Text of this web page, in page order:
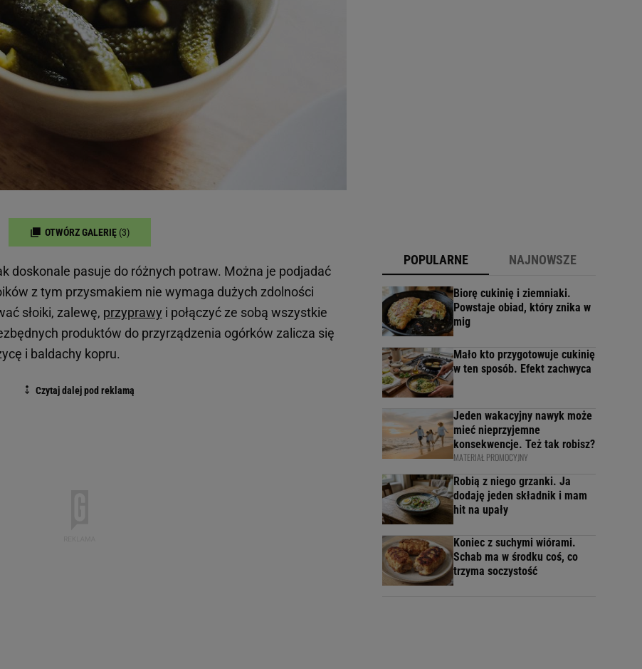
OTWÓRZ GALERIĘ (3)
doskonale pasuje do różnych potraw. Można je podjadać
z tym przysmakiem nie wymaga dużych zdolności
słoiki, zalewę, przyprawy i połączyć ze sobą wszystkie
produktów do przyrządzenia ogórków zalicza się
i baldachy kopru.
POPULARNE NAJNOWSZE
Biorę cukinię i ziemniaki.
Powstaje obiad, który znika w
mig
Mało kto przygotowuje cukinię
w ten sposób. Efekt zachwyca
Jeden wakacyjny nawyk może
mieć nieprzyjemne
konsekwencje. Też tak robisz?
MATERIAŁ PROMOCYJNY
Robią z niego grzanki. Ja
dodaję jeden składnik i mam
hit na upały
Koniec z suchymi wiórami.
Schab ma w środku coś, co
trzyma soczystość